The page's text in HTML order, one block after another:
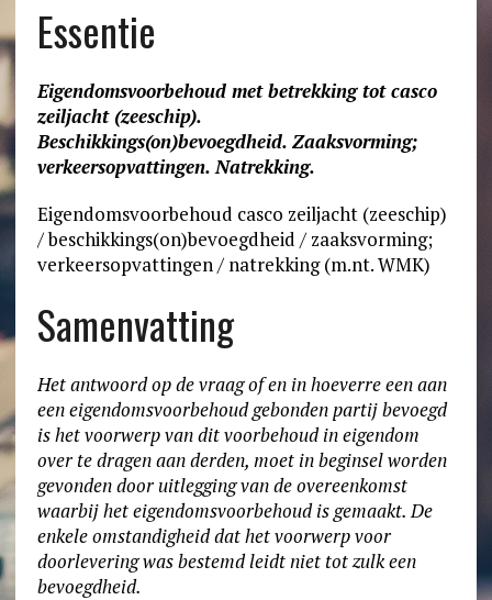
Essentie
Eigendomsvoorbehoud met betrekking tot casco
zeiljacht (zeeschip).
Beschikkings(on)bevoegdheid. Zaaksvorming;
verkeersopvattingen. Natrekking.
Eigendomsvoorbehoud casco zeiljacht (zeeschip)
/ beschikkings(on)bevoegdheid / zaaksvorming;
verkeersopvattingen / natrekking (m.nt. WMK)
Samenvatting
Het antwoord op de vraag of en in hoeverre een aan
een eigendomsvoorbehoud gebonden partij bevoegd
is het voorwerp van dit voorbehoud in eigendom
over te dragen aan derden, moet in beginsel worden
gevonden door uitlegging van de overeenkomst
waarbij het eigendomsvoorbehoud is gemaakt. De
enkele omstandigheid dat het voorwerp voor
doorlevering was bestemd leidt niet tot zulk een
bevoegdheid.